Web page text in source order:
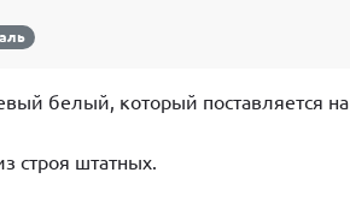
белый, который поставляется на
строя штатных.